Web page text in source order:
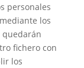
personales
los
fichero con
los